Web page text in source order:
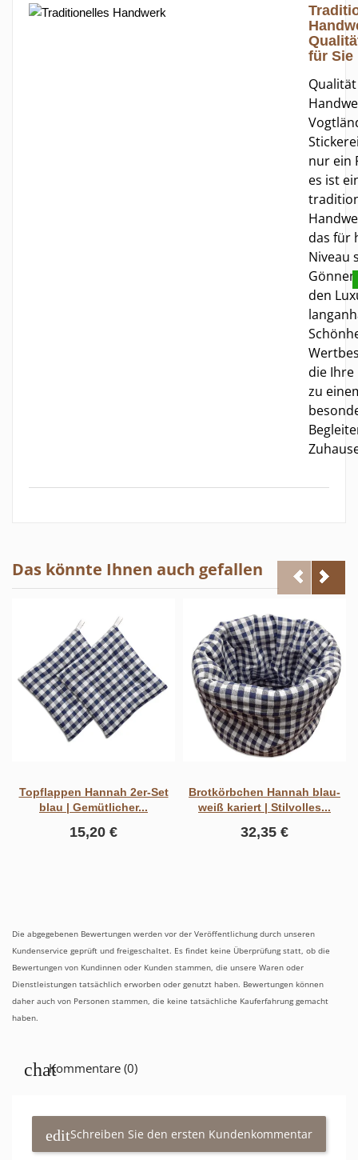
für Sie
nur ein
es ist
das für
Niveau
den
die Ihre
zu
Das könnte Ihnen auch gefallen
Topflappen Hannah 2er-Set
blau | Gemütlicher...
15,20 €
Brotkörbchen Hannah blau-
weiß kariert | Stilvolles...
32,35 €
Die abgegebenen Bewertungen werden vor der Veröffentlichung durch unseren
Kundenservice geprüft und freigeschaltet. Es findet keine Überprüfung statt, ob die
Bewertungen von Kundinnen oder Kunden stammen, die unsere Waren oder
Dienstleistungen tatsächlich erworben oder genutzt haben. Bewertungen können
daher auch von Personen stammen, die keine tatsächliche Kauferfahrung gemacht
haben.
Kommentare (0)
Schreiben Sie den ersten Kundenkommentar